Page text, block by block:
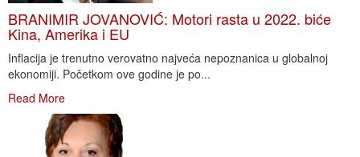
BRANIMIR JOVANOVIĆ: Motori rasta u 2022. biće
Kina, Amerika i EU
Inflacija je trenutno verovatno najveća nepoznanica u globalnoj
ekonomiji. Početkom ove godine je po...
Read More